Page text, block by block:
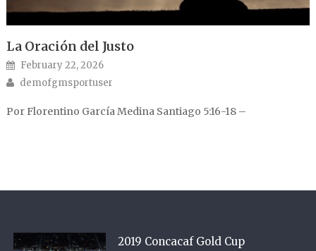
La Oración del Justo
Posted on
February 22, 2026
Author
demofgmsportuser
Por Florentino García Medina Santiago 5:16-18 –
2019 Concacaf Gold Cup